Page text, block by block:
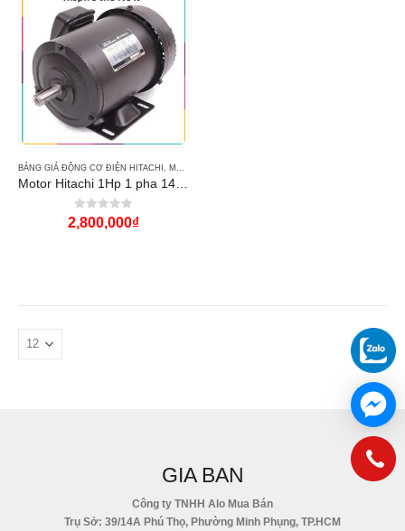
BẢNG GIÁ ĐỘNG CƠ ĐIỆN HITACHI MÁY BƠM NƯỚC
0out of 5
2,800,000₫
GIA BAN
Công ty TNHH Alo Mua Bán
Trụ Sở: 39/14A Phú Thọ, Phường Minh Phụng, TP.HCM